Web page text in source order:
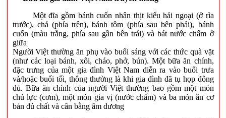
Một đĩa gồm bánh cuốn nhân thịt kiểu hải ngoại (ở rìa
trước), chả (phía trên), bánh tôm (phía sau bên phải), bánh
cuốn (màu trắng, phía sau gần bên trái) và bát nước chấm ở
giữa
Người Việt thường ăn phụ vào buổi sáng với các thức quà vặt
(như các loại bánh, xôi, cháo, phở, bún). Một bữa ăn chính,
đặc trưng của một gia đình Việt Nam diễn ra vào buổi trưa
và/hoặc buổi tối, thông thường là khi gia đình đã tụ họp đông
đủ. Bữa ăn chính của người Việt thường bao gồm một món
chủ lực (cơm), một món gia vị (nước chấm) và ba món ăn cơ
bản đủ chất và cân bằng âm dương